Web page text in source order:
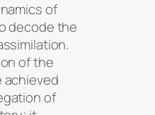
of
decode the
of the
achieved
of